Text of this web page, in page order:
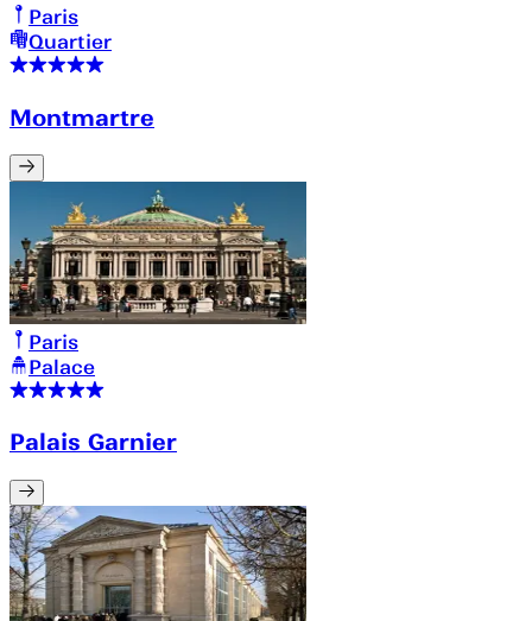
Paris
Quartier
Montmartre
Paris
Palace
Palais Garnier